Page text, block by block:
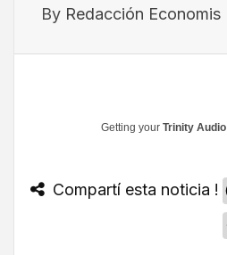
By Redacción Economis
Getting your Trinity Audio
Compartí esta noticia !